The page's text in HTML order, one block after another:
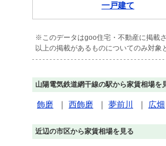
一戸建て
※このデータはgoo住宅・不動産に掲載
以上の掲載があるものについてのみ対象
山陽電気鉄道網干線の駅から家賃相場を
飾磨 ｜ 西飾磨 ｜ 夢前川 ｜ 広畑
近辺の市区から家賃相場を見る